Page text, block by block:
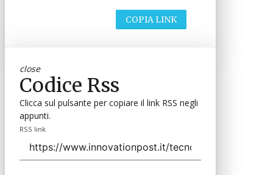
COPIA LINK
close
Codice Rss
Clicca sul pulsante per copiare il link RSS negli
appunti.
RSS link